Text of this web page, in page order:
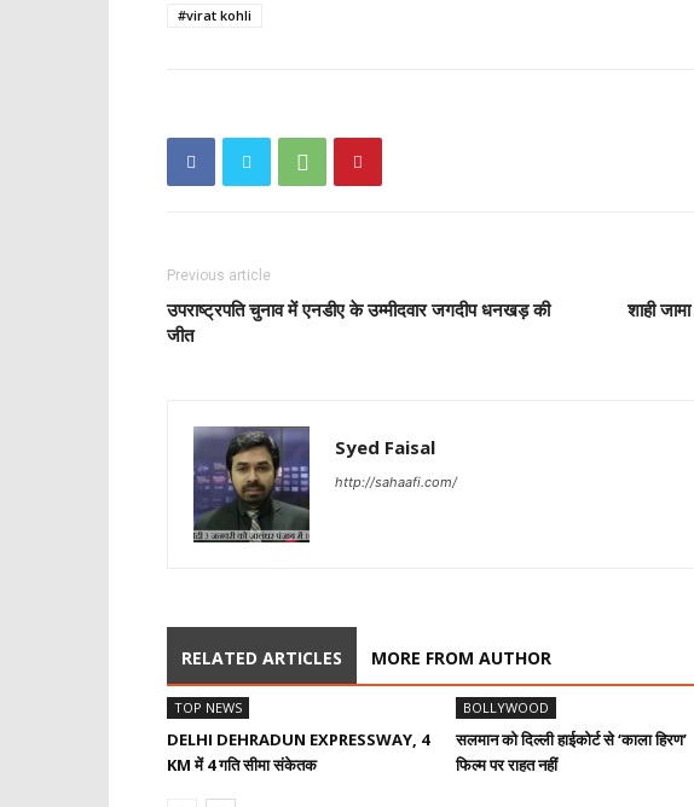
#virat kohli
Previous article
उपराष्ट्रपति चुनाव में एनडीए के उम्मीदवार जगदीप धनखड़ की
जीत
शाही
Syed Faisal
http://sahaafi.com/
RELATED ARTICLES MORE FROM AUTHOR
TOP NEWS
DELHI DEHRADUN EXPRESSWAY, 4
KM में 4 गति सीमा संकेतक
BOLLYWOOD
सलमान को दिल्ली हाईकोर्ट से ‘काला हिरण’
फिल्म पर राहत नहीं